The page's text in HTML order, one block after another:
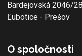
Bardejovská 2046/
Ľubotice - Prešov
O spoločnosti